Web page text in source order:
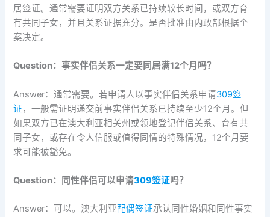
居签证。通常需要证明双方关系已持续较长时间，或双方育
有共同子女，并且关系证据充分。是否批准由内政部根据个
案决定。
Question：事实伴侣关系一定要同居满12个月吗？
Answer：通常需要。若申请人以事实伴侣关系申请309签
证，一般需证明递交前事实伴侣关系已持续至少12个月。但
如果双方已在澳大利亚相关州或领地登记伴侣关系、育有共
同子女，或存在令人信服或值得同情的特殊情况，12个月要
求可能被豁免。
Question：同性伴侣可以申请309签证吗？
Answer：可以。澳大利亚配偶签证承认同性婚姻和同性事实